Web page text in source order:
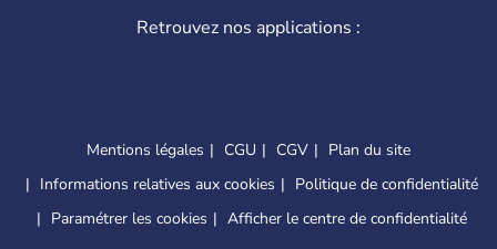
Retrouvez nos applications :
Mentions légales CGU CGV
Plan du site
Informations relatives aux cookies
Politique de confidentialité
Paramétrer les cookies
Afficher le centre de confidentialité